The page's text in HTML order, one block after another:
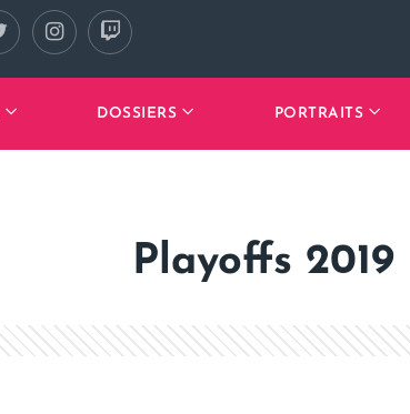
DOSSIERS PORTRAITS
Playoffs 2019